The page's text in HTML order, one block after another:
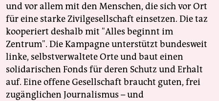
und vor allem mit den Menschen, die sich vor Ort
für eine starke Zivilgesellschaft einsetzen. Die taz
kooperiert deshalb mit "Alles beginnt im
Zentrum". Die Kampagne unterstützt bundesweit
linke, selbstverwaltete Orte und baut einen
solidarischen Fonds für deren Schutz und Erhalt
auf. Eine offene Gesellschaft braucht guten, frei
zugänglichen Journalismus – und